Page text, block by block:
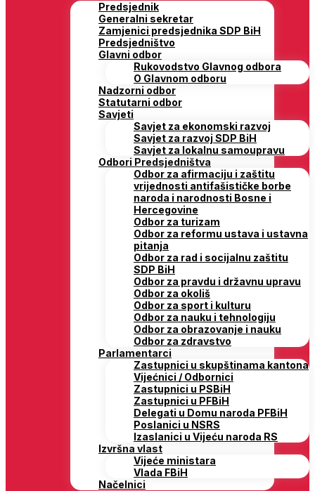
Predsjednik
Generalni sekretar
Zamjenici predsjednika SDP BiH
Predsjedništvo
Glavni odbor
Rukovodstvo Glavnog odbora
O Glavnom odboru
Nadzorni odbor
Statutarni odbor
Savjeti
Savjet za ekonomski razvoj
Savjet za razvoj SDP BiH
Savjet za lokalnu samoupravu
Odbori Predsjedništva
Odbor za afirmaciju i zaštitu
vrijednosti antifašističke borbe
naroda i narodnosti Bosne i
Hercegovine
Odbor za turizam
Odbor za reformu ustava i ustavna
pitanja
Odbor za rad i socijalnu zaštitu
SDP BiH
Odbor za pravdu i državnu upravu
Odbor za okoliš
Odbor za sport i kulturu
Odbor za nauku i tehnologiju
Odbor za obrazovanje i nauku
Odbor za zdravstvo
Parlamentarci
Zastupnici u skupštinama kantona
Vijećnici / Odbornici
Zastupnici u PSBiH
Zastupnici u PFBiH
Delegati u Domu naroda PFBiH
Poslanici u NSRS
Izaslanici u Vijeću naroda RS
Izvršna vlast
Vijeće ministara
Vlada FBiH
Načelnici